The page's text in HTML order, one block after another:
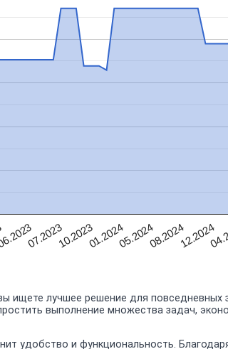
07.202310.202301.202405.202408.202412.2024
ищете лучшее решение для повседневных
выполнение множества задач,
удобство и функциональность.